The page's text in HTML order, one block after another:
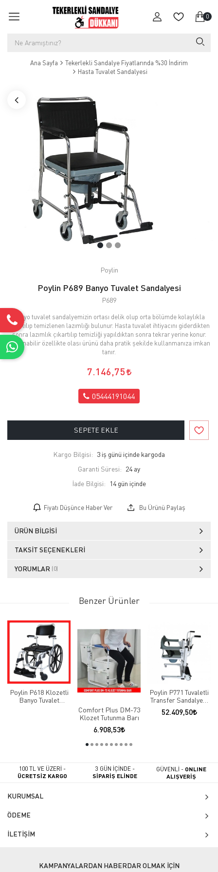
0
Ana Sayfa
Tekerlekli Sandalye Fiyatlarında %30 İndirim
Hasta Tuvalet Sandalyesi
Poylin
Poylin P689 Banyo Tuvalet Sandalyesi
P689
Banyo tuvalet sandalyemizin ortası delik olup orta bölümde kolaylıkla
çıkartılıp temizlenen lazımlığı bulunur. Hasta tuvalet ihtiyacını giderdikten
sonra lazımlık çıkartılıp temizliği yapıldıktan sonra tekrar yerine konur.
Katlanabilir özellikte olası ürünü daha pratik şekilde kullanmanıza imkan
tanır.
7.146,75
05444191044
SEPETE EKLE
Kargo Bilgisi: 3 iş günü içinde kargoda
Garanti Süresi: 24 ay
İade Bilgisi:
Fiyatı Düşünce Haber Ver Bu Ürünü Paylaş
ÜRÜN BILGISI
TAKSIT SEÇENEKLERI
YORUMLAR (0)
Benzer Ürünler
Poylin P618 Klozetli
Banyo Tuvalet
Comfort Plus DM-73
Klozet Tutunma Barı
6.908,53
Poylin P771 Tuvaletli
Transfer Sandalyesi
Elektrikli
52.409,50
100 TL VE ÜZERİ -
ÜCRETSİZ KARGO
3 GÜN İÇİNDE -
SİPARİŞ ELİNDE
GÜVENLİ - ONLINE
ALIŞVERİŞ
KURUMSAL
ÖDEME
İLETİŞİM
KAMPANYALARDAN HABERDAR OLMAK İÇİN